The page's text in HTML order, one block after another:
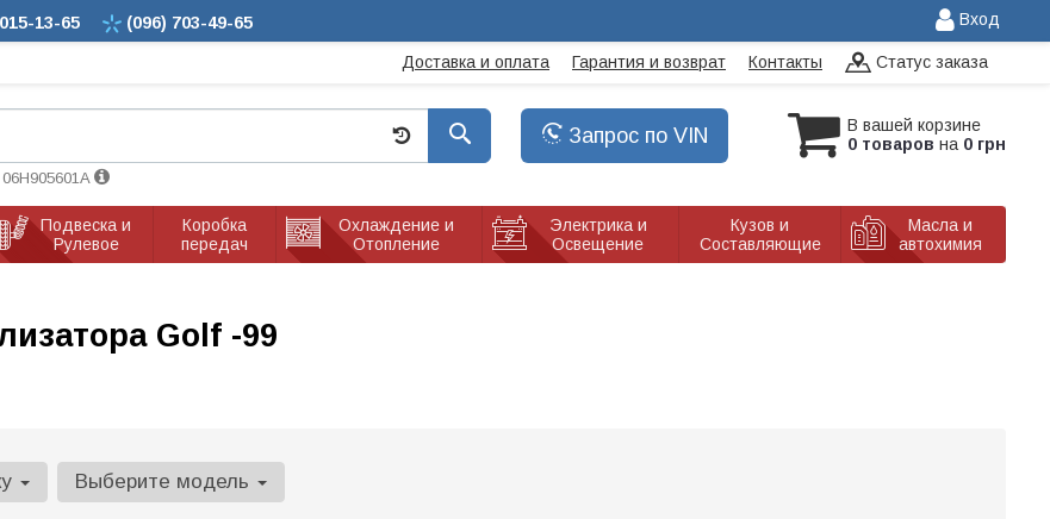
015-13-65 (096) 703-49-65 Вход
Доставка и оплата Гарантия и возврат Контакты Статус заказа
В вашей корзине
0 товаров на 0 грн
Запрос по VIN
Подвеска и
Рулевое
Коробка
передач
Охлаждение и
Отопление
Электрика и
Освещение
Кузов и
Составляющие
Масла и
автохимия
Golf -99
Выберите модель